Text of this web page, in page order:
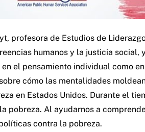
profesora de Estudios de
humanos y la justicia
el pensamiento individual como
cómo las mentalidades
en Estados Unidos. Durante el
pobreza. Al ayudarnos a
contra la pobreza.